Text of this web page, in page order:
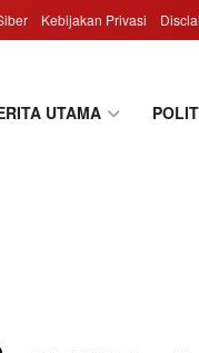
Kebijakan Privasi
UTAMA